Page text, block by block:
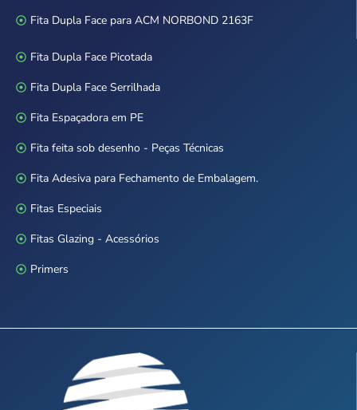
Fita Dupla Face para ACM NORBOND 2163F
Fita Dupla Face Picotada
Fita Dupla Face Serrilhada
Fita Espaçadora em PE
Fita feita sob desenho - Peças Técnicas
Fita Adesiva para Fechamento de Embalagem.
Fitas Especiais
Fitas Glazing - Acessórios
Primers